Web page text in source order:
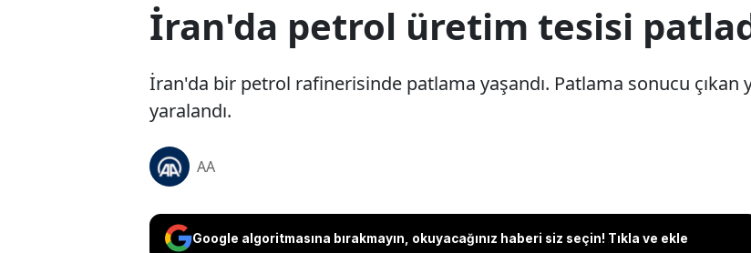
İran'da petrol üretim tesisi
İran'da bir petrol rafinerisinde patlama yaşandı. Patlama sonucu çıkan
yaralandı.
AA
Google algoritmasına bırakmayın, okuyacağınız haberi siz seçin! Tıkla ve ekle